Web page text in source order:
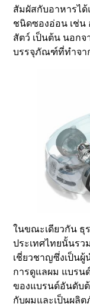
สัมผัสกับอาหารไ
ชนิดซองอ่อน เช่น
สัตว์ เป็นต้น นอก
บรรจุภัณฑ์ที่ทำจา
ในขณะเดียวกัน ธุ
ประเทศไทยนั้นร
เชี่ยวชาญซึ่งเป็น
การดูแลผม แบรน
ของแบรนด์อันดับ
กับผมและเป็นผลิ